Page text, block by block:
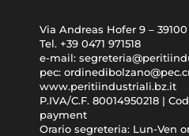
Via Andreas Hofer 9 –
Tel. +39 0471 971518
e-mail:
pec:
www.peritiindustriali.bz.it
P.IVA/C.F. 80014950218 |
payment
Orario segreteria: Lun-Ven